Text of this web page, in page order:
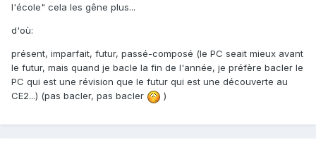
l'école" cela les gêne plus...
d'où:
présent, imparfait, futur, passé-composé (le PC seait mieux avant
le futur, mais quand je bacle la fin de l'année, je préfère bacler le
PC qui est une révision que le futur qui est une découverte au
CE2...) (pas bacler, pas bacler
)